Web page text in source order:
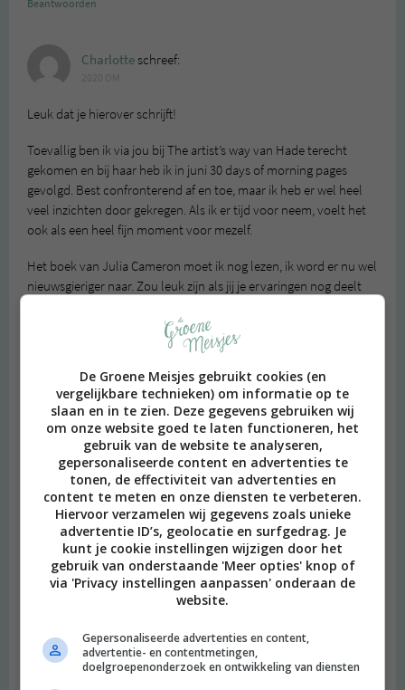
Beantwoorden
Charlotteschreef:
Leuk dat je hierover schrijft!
Toevallig ben ik via jou bij The artist’s way van Hade terecht
gekomen en bij haar heb ik in juni 30 days of morning pages
gevolgd. Best confronterend af en toe, maar ik heb er wel heel
veel inzichten door gekregen. Als ik er tijd voor neem, voelt het
ook als een heel fijn moment voor mezelf.
Het boek van Julia Cameron moet ik nog lezen, ik word er nu wel
nieuwsgieriger naar. Zou leuk zijn als jij je ervaringen nog deelt
Boeken die ik de afgelopen maanden las (met winactie!) | De
Groene Meisjesschreef:
[…] zoals jíj het wilt en stoppen met pleasen) en The Artist’s Way
van Julia Cameron waarover ik deze blogpost schreef vorige […]
Beantwoorden
Inge schreef:
2020 OM
Wat een fijn artikel! ‘The Artist’s Way’ staat ook al heel lang op
mijn to-dolijstje, nu ben ik er extra nieuwsgierig naar. Je
disclaimer vind ik ook supersympathiek, omdat boekhandels nu
in zwaar weer verkeren, maar wist je dat Libris ook een (affiliate)
De Groene Meisjes gebruikt cookies (en
vergelijkbare technieken) om informatie op te
slaan en in te zien. Deze gegevens gebruiken wij
om onze website goed te laten functioneren, het
gebruik van de website te analyseren,
gepersonaliseerde content en advertenties te
tonen, de effectiviteit van advertenties en
content te meten en onze diensten te verbeteren.
Hiervoor verzamelen wij gegevens zoals unieke
advertentie ID’s, geolocatie en surfgedrag. Je
kunt je cookie instellingen wijzigen door het
gebruik van onderstaande 'Meer opties' knop of
via 'Privacy instellingen aanpassen' onderaan de
website.
Gepersonaliseerde advertenties en content,
advertentie- en contentmetingen,
doelgroepenonderzoek en ontwikkeling van diensten